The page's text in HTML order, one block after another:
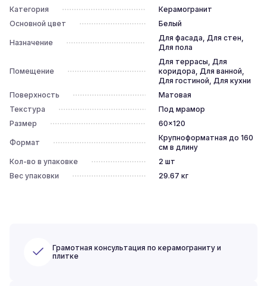
Категория
Керамогранит
Основной цвет
Белый
Назначение
Для фасада, Для стен,
Для пола
Помещение
Для террасы, Для
коридора, Для ванной,
Для гостиной, Для кухни
Поверхность
Матовая
Текстура
Под мрамор
Размер
60x120
Формат
Крупноформатная до 160
см в длину
Кол-во в упаковке
2 шт
Вес упаковки
29.67 кг
Грамотная консультация по керамограниту и
плитке